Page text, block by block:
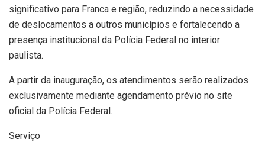
significativo para Franca e região, reduzindo a necessidade
de deslocamentos a outros municípios e fortalecendo a
presença institucional da Polícia Federal no interior
paulista.
A partir da inauguração, os atendimentos serão realizados
exclusivamente mediante agendamento prévio no site
oficial da Polícia Federal.
Serviço